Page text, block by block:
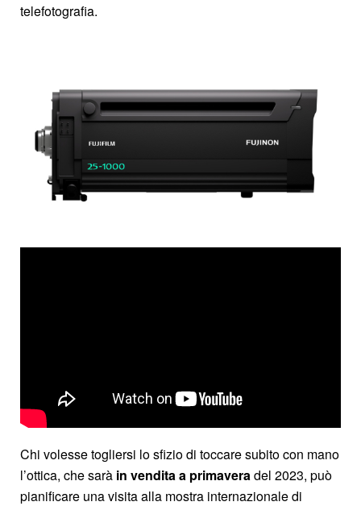
telefotografia.
Chi volesse togliersi lo sfizio di toccare subito con mano
l’ottica, che sarà in vendita a primavera del 2023, può
pianificare una visita alla mostra internazionale di